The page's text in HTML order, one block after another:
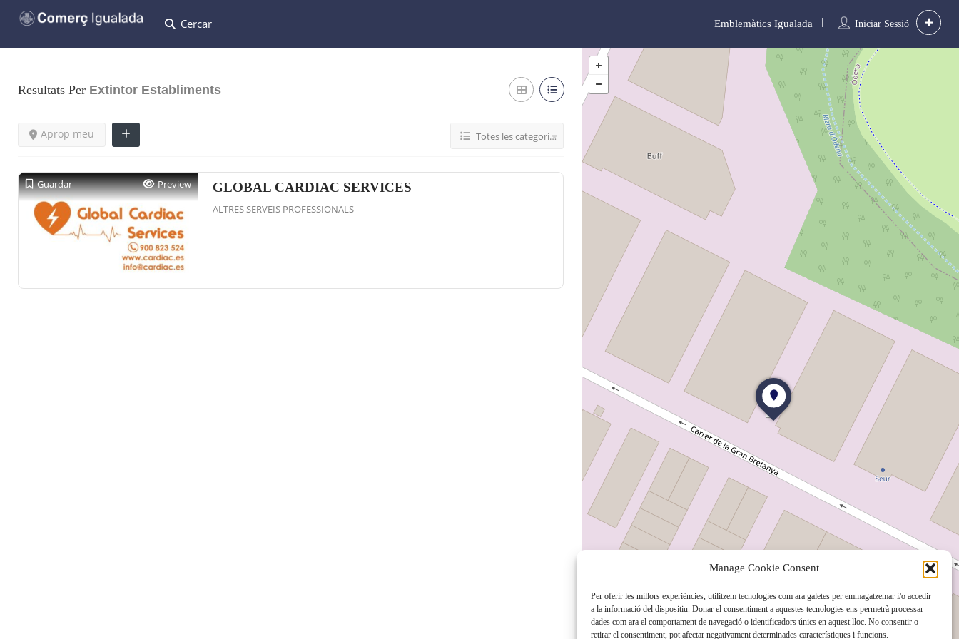
Manage Cookie Consent
Per oferir les millors experiències, utilitzem tecnologies com ara galetes per emmagatzemar i/o accedir
a la informació del dispositiu. Donar el consentiment a aquestes tecnologies ens permetrà processar
dades com ara el comportament de navegació o identificadors únics en aquest lloc. No consentir o
retirar el consentiment, pot afectar negativament determinades característiques i funcions.
Cercar Iniciar Sessió
Emblemàtics Igualada
Resultats Per Extintor Establiments
Aprop meu Totes les categories
Guardar Preview GLOBAL CARDIAC SERVICES
ALTRES SERVEIS PROFESSIONALS